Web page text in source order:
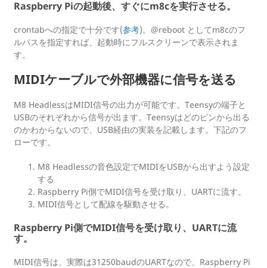
Raspberry Piの起動後、すぐにm8cを実行させる。
crontabへの指定で十分です(参考)。@reboot としてm8cのフ
ルパスを指定すれば、起動時にフルスクリーンで表示されま
す。
MIDIケーブルで外部機器に信号を送る
M8 HeadlessはMIDI信号の出力が可能です。Teensyの端子と
USBのそれぞれから信号が出ます。Teensyはどのピンから出る
のかわからないので、USB経由の実装を記載します。下記のフ
ローです。
M8 Headlessの音色設定でMIDIをUSBから出すよう設定
する
Raspberry Pi側でMIDI信号を受け取り、UARTに流す。
MIDI信号として配線を駆動させる。
Raspberry Pi側でMIDI信号を受け取り、UARTに流
す。
MIDI信号は、実際は31250baudのUARTなので、Raspberry Pi